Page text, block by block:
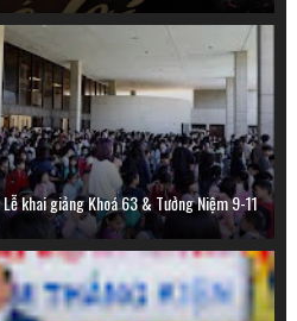
khai giảng Khoá 63 & Tưởng Niệm 9-11